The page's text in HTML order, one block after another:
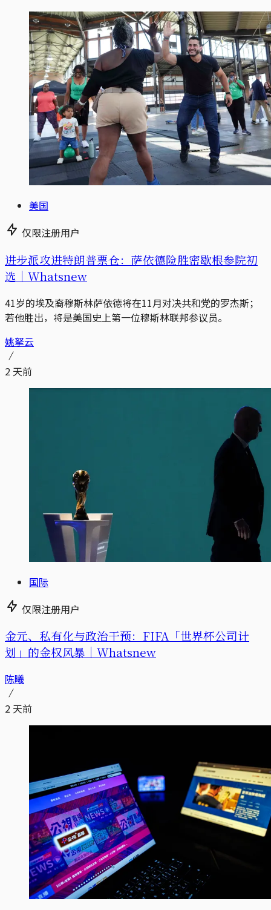
美国
仅限注册用户
进步派攻进特朗普票仓：萨依德险胜密歇根参院初
选｜Whatsnew
41岁的埃及裔穆斯林萨依德将在11月对决共和党的罗杰斯；
若他胜出，将是美国史上第一位穆斯林联邦参议员。
姚拏云
2 天前
国际
仅限注册用户
金元、私有化与政治干预：FIFA「世界杯公司计
划」的金权风暴｜Whatsnew
陈曦
2 天前